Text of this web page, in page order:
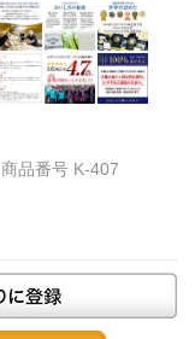
商品番号 K-407